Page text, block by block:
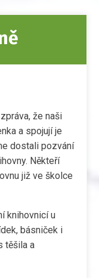
že naši
a spojují je
dostali pozvání
Někteří
již ve školce
knihovnicí u
básniček i
těšila a